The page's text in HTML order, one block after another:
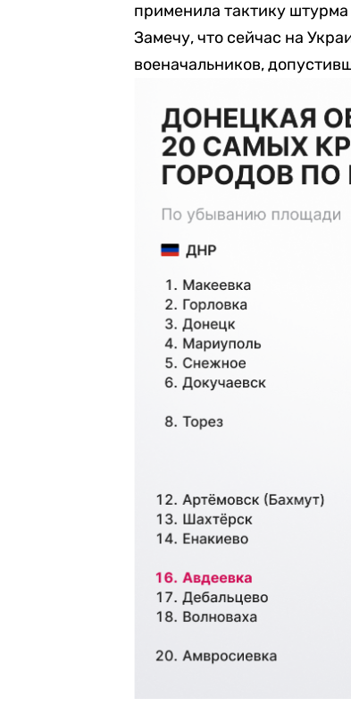
применила тактику
Замечу, что сейчас на
военачальников,